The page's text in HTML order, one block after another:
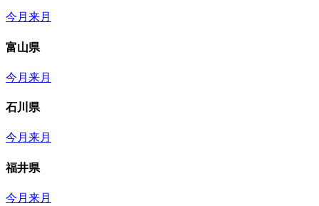
今月 来月
富山県
今月 来月
石川県
今月 来月
福井県
今月 来月